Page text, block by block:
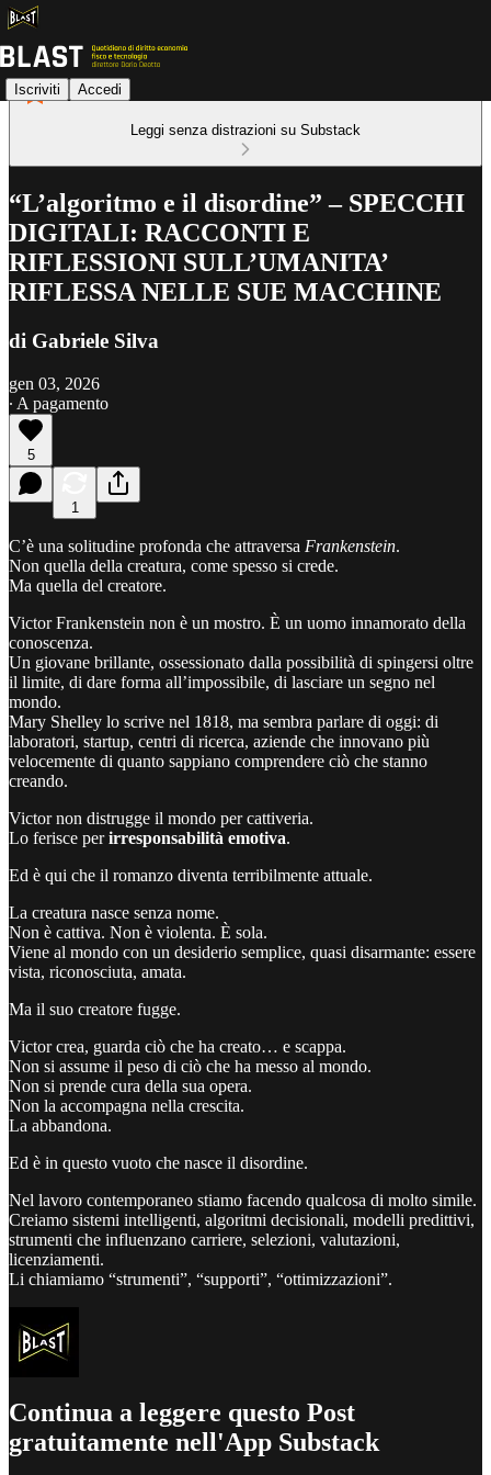
Iscriviti Accedi
Leggi senza distrazioni su Substack
“L’algoritmo e il disordine” – SPECCHI
DIGITALI: RACCONTI E
RIFLESSIONI SULL’UMANITA’
RIFLESSA NELLE SUE MACCHINE
di Gabriele Silva
gen 03, 2026
∙ A pagamento
5
1
C’è una solitudine profonda che attraversa Frankenstein.
Non quella della creatura, come spesso si crede.
Ma quella del creatore.
Victor Frankenstein non è un mostro. È un uomo innamorato della
conoscenza.
Un giovane brillante, ossessionato dalla possibilità di spingersi oltre
il limite, di dare forma all’impossibile, di lasciare un segno nel
mondo.
Mary Shelley lo scrive nel 1818, ma sembra parlare di oggi: di
laboratori, startup, centri di ricerca, aziende che innovano più
velocemente di quanto sappiano comprendere ciò che stanno
creando.
Victor non distrugge il mondo per cattiveria.
Lo ferisce perirresponsabilità emotiva.
Ed è qui che il romanzo diventa terribilmente attuale.
La creatura nasce senza nome.
Non è cattiva. Non è violenta. È sola.
Viene al mondo con un desiderio semplice, quasi disarmante: essere
vista, riconosciuta, amata.
Ma il suo creatore fugge.
Victor crea, guarda ciò che ha creato… e scappa.
Non si assume il peso di ciò che ha messo al mondo.
Non si prende cura della sua opera.
Non la accompagna nella crescita.
La abbandona.
Ed è in questo vuoto che nasce il disordine.
Nel lavoro contemporaneo stiamo facendo qualcosa di molto simile.
Creiamo sistemi intelligenti, algoritmi decisionali, modelli predittivi,
strumenti che influenzano carriere, selezioni, valutazioni,
licenziamenti.
Li chiamiamo “strumenti”, “supporti”, “ottimizzazioni”.
Continua a leggere questo Post
gratuitamente nell'App Substack